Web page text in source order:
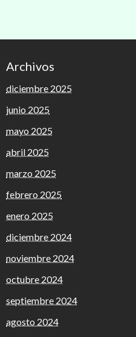
Archivos
diciembre 2025
junio 2025
mayo 2025
abril 2025
marzo 2025
febrero 2025
enero 2025
diciembre 2024
noviembre 2024
octubre 2024
septiembre 2024
agosto 2024